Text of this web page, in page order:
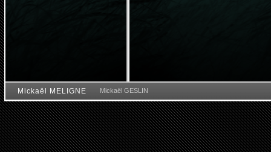
Mickaël MELIGNE Mickaël GESLIN